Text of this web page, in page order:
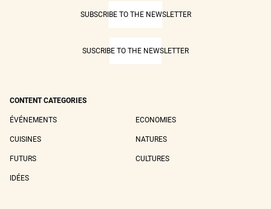
SUBSCRIBE TO THE NEWSLETTER
SUSCRIBE TO THE NEWSLETTER
CONTENT CATEGORIES
ÉVÉNEMENTS ECONOMIES
CUISINES NATURES
FUTURS CULTURES
IDÉES